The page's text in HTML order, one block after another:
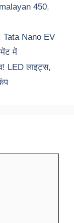
450,
Tata Nano EV
में
LED लाइट्स,